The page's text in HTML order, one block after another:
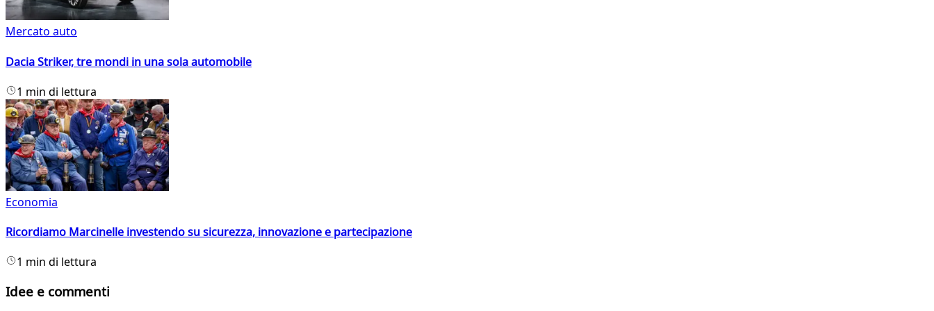
Mercato auto
Dacia Striker, tre mondi in una sola automobile
1 min di lettura
Economia
Ricordiamo Marcinelle investendo su sicurezza, innovazione e partecipazione
1 min di lettura
Idee e commenti